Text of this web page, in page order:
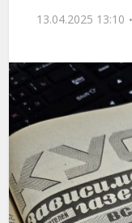
13.04.2025 13:10